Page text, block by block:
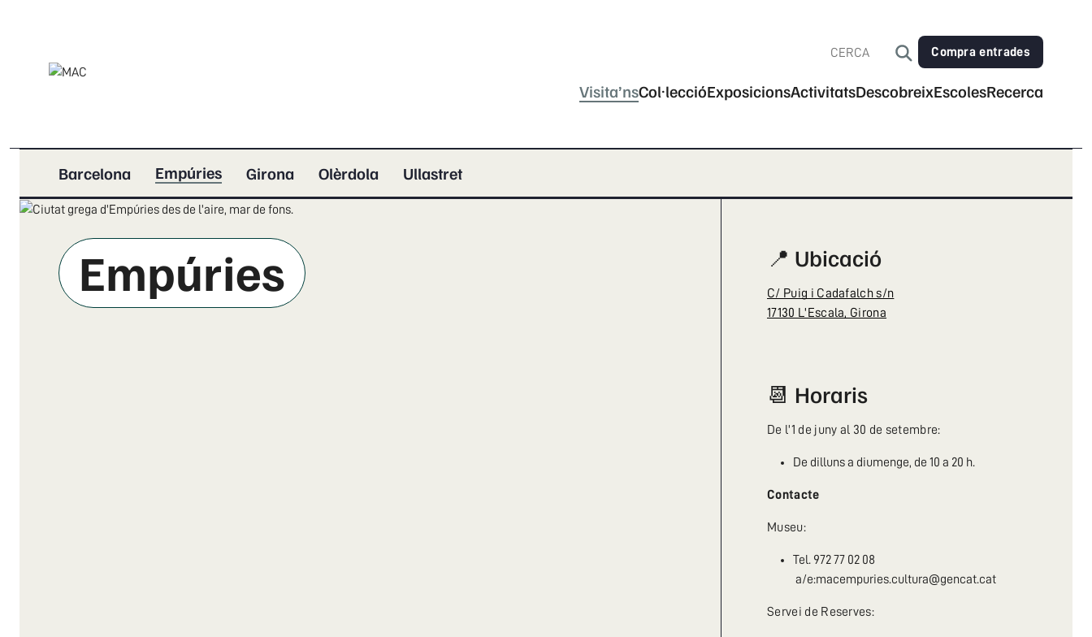
Compra entrades
Visita’nsCol·leccióExposicionsActivitatsDescobreixEscolesRecerca
Barcelona Empúries Girona Olèrdola Ullastret
Empúries 📍 Ubicació
C/ Puig i Cadafalch s/n
17130 L'Escala, Girona
📆 Horaris
De l'1 de juny al 30 de setembre:
De dilluns a diumenge, de 10 a 20 h.
Contacte
Museu:
Tel. 972 77 02 08
a/e:macempuries.cultura@gencat.cat
Servei de Reserves: